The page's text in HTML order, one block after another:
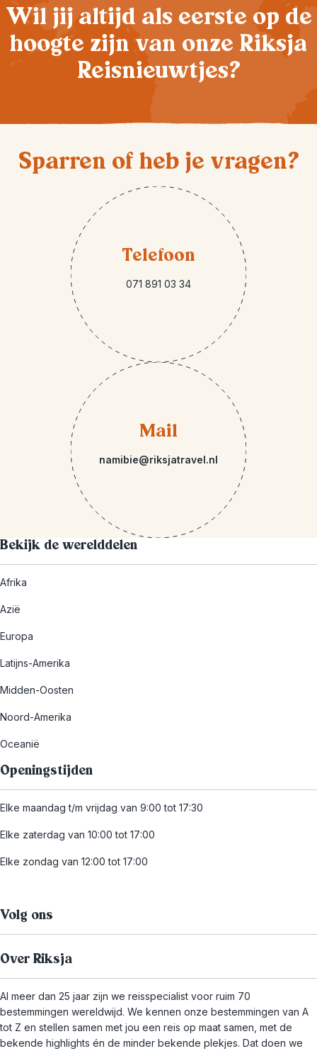
Wil jij altijd als eerste op de
hoogte zijn van onze Riksja
Reisnieuwtjes?
Sparren of heb je vragen?
Telefoon
071 891 03 34
Mail
namibie@riksjatravel.nl
Bekijk de werelddelen
Afrika
Azië
Europa
Latijns-Amerika
Midden-Oosten
Noord-Amerika
Oceanië
Openingstijden
Elke maandag t/m vrijdag van 9:00 tot 17:30
Elke zaterdag van 10:00 tot 17:00
Elke zondag van 12:00 tot 17:00
Volg ons
Over Riksja
Al meer dan 25 jaar zijn we reisspecialist voor ruim 70
bestemmingen wereldwijd. We kennen onze bestemmingen van A
tot Z en stellen samen met jou een reis op maat samen, met de
bekende highlights én de minder bekende plekjes. Dat doen we